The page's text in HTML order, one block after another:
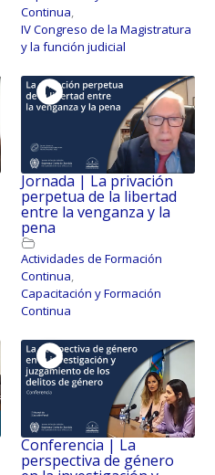
Continua,
IV Congreso de la Magistratura
y la función judicial
Jornada | La privación
perpetua de la libertad
entre la venganza y la
pena
Actividades de Formación
Continua,
Capacitación y Formación
Continua
Conferencia | La
perspectiva de género